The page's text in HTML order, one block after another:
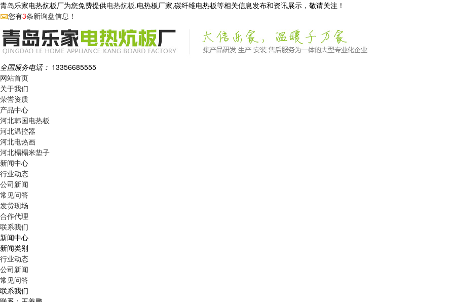
青岛乐家电热炕板厂为您免费提供电热炕板,电热板厂家,碳纤维电热板等相关信息发布和资讯展示，敬请关注！
您有3条新询盘信息！
全国服务电话： 13356685555
网站首页
关于我们
荣誉资质
产品中心
河北韩国电热板
河北温控器
河北电热画
河北榻榻米垫子
新闻中心
行业动态
公司新闻
常见问答
发货现场
合作代理
联系我们
新闻中心
新闻类别
行业动态
公司新闻
常见问答
联系我们